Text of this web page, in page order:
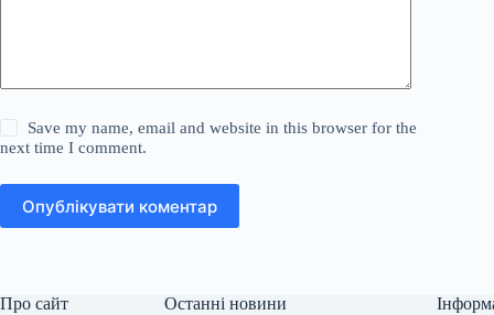
Save my name, email and website in this browser for the
next time I comment.
Опублікувати коментар
Про сайт Останні новини